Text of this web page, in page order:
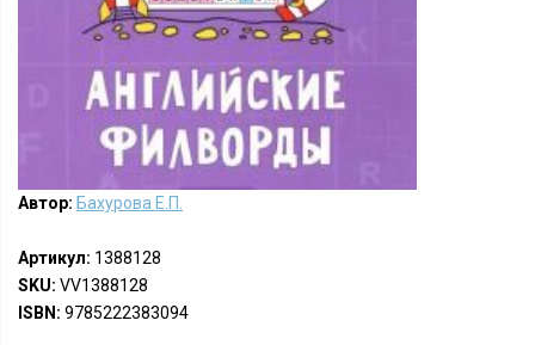
Автор: Бахурова Е.П.
Артикул: 1388128
SKU: VV1388128
ISBN: 9785222383094